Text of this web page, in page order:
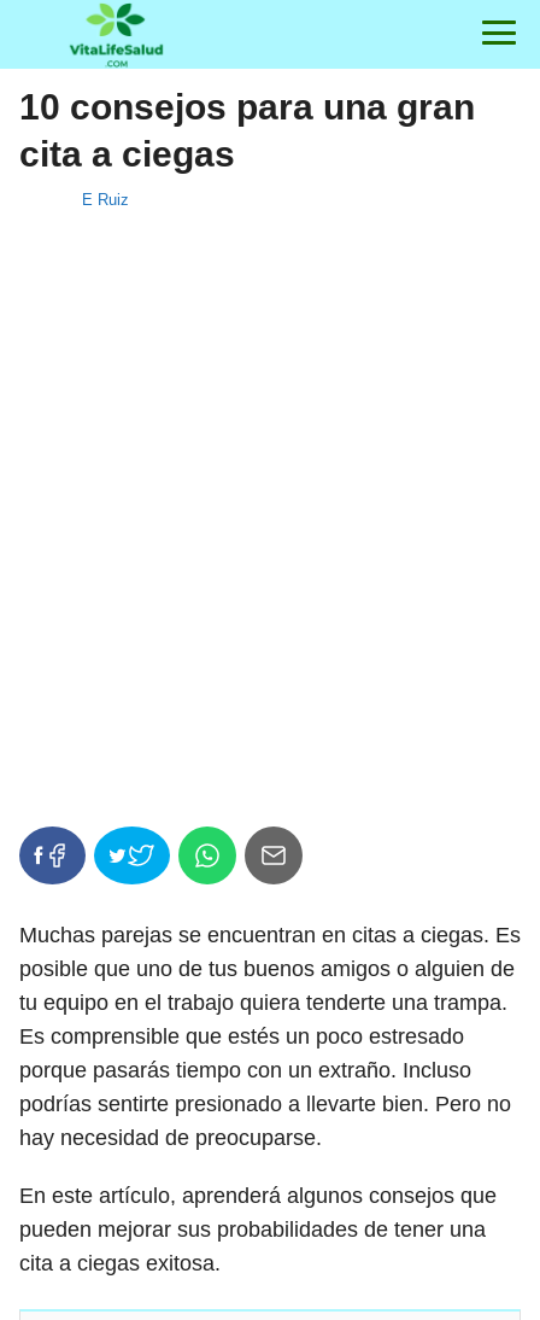
10 consejos para una gran
cita a ciegas
E Ruiz
Muchas parejas se encuentran en citas a ciegas. Es
posible que uno de tus buenos amigos o alguien de
tu equipo en el trabajo quiera tenderte una trampa.
Es comprensible que estés un poco estresado
porque pasarás tiempo con un extraño. Incluso
podrías sentirte presionado a llevarte bien. Pero no
hay necesidad de preocuparse.
En este artículo, aprenderá algunos consejos que
pueden mejorar sus probabilidades de tener una
cita a ciegas exitosa.